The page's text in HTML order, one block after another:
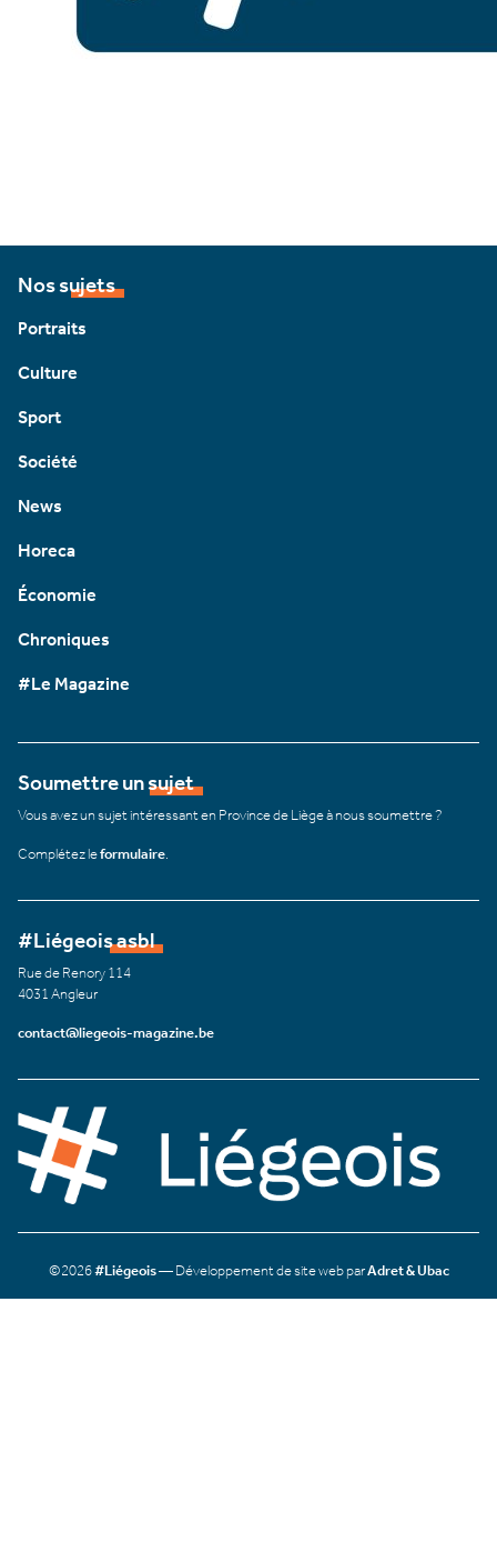
Nos sujets
Portraits
Culture
Sport
Société
News
Horeca
Économie
Chroniques
#Le Magazine
Soumettre un sujet
Vous avez un sujet intéressant en Province de Liège à nous soumettre ?
Complétez leformulaire
#Liégeois asbl
Rue de Renory 114
4031 Angleur
contact@liegeois-magazine.be
©2026#Liégeois— Développement de site web parAdret & Ubac